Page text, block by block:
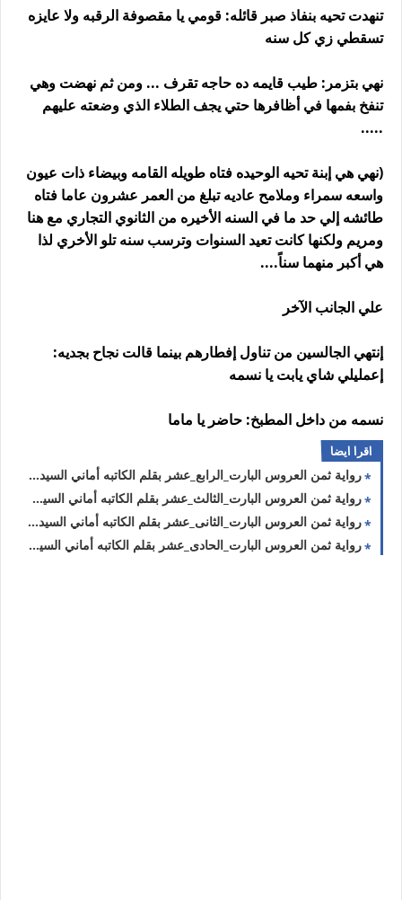
تنهدت تحيه بنفاذ صبر قائله: قومي يا مقصوفة الرقبه ولا عايزه
تسقطي زي كل سنه
نهي بتزمر: طيب قايمه ده حاجه تقرف ... ومن ثم نهضت وهي
تنفخ بفمها في أظافرها حتي يجف الطلاء الذي وضعته عليهم
.....
(نهي هي إبنة تحيه الوحيده فتاه طويله القامه وبيضاء ذات عيون
واسعه سمراء وملامح عاديه تبلغ من العمر عشرون عاما فتاه
طائشه إلي حد ما في السنه الأخيره من الثانوي التجاري مع هنا
ومريم ولكنها كانت تعيد السنوات وترسب سنه تلو الأخري لذا
هي أكبر منهما سناً....
علي الجانب الآخر
إنتهي الجالسين من تناول إفطارهم بينما قالت نجاح بجديه:
إعمليلي شاي يابت يا نسمه
نسمه من داخل المطبخ: حاضر يا ماما
اقرا ايضا
رواية ثمن العروس البارت_الرابع_عشر بقلم الكاتبه أماني السيد حصريه وجديده
رواية ثمن العروس البارت_الثالث_عشر بقلم الكاتبه أماني السيد حصريه وجديده
رواية ثمن العروس البارت_الثانى_عشر بقلم الكاتبه أماني السيد حصريه وجديده
رواية ثمن العروس البارت_الحادى_عشر بقلم الكاتبه أماني السيد حصريه وجديده